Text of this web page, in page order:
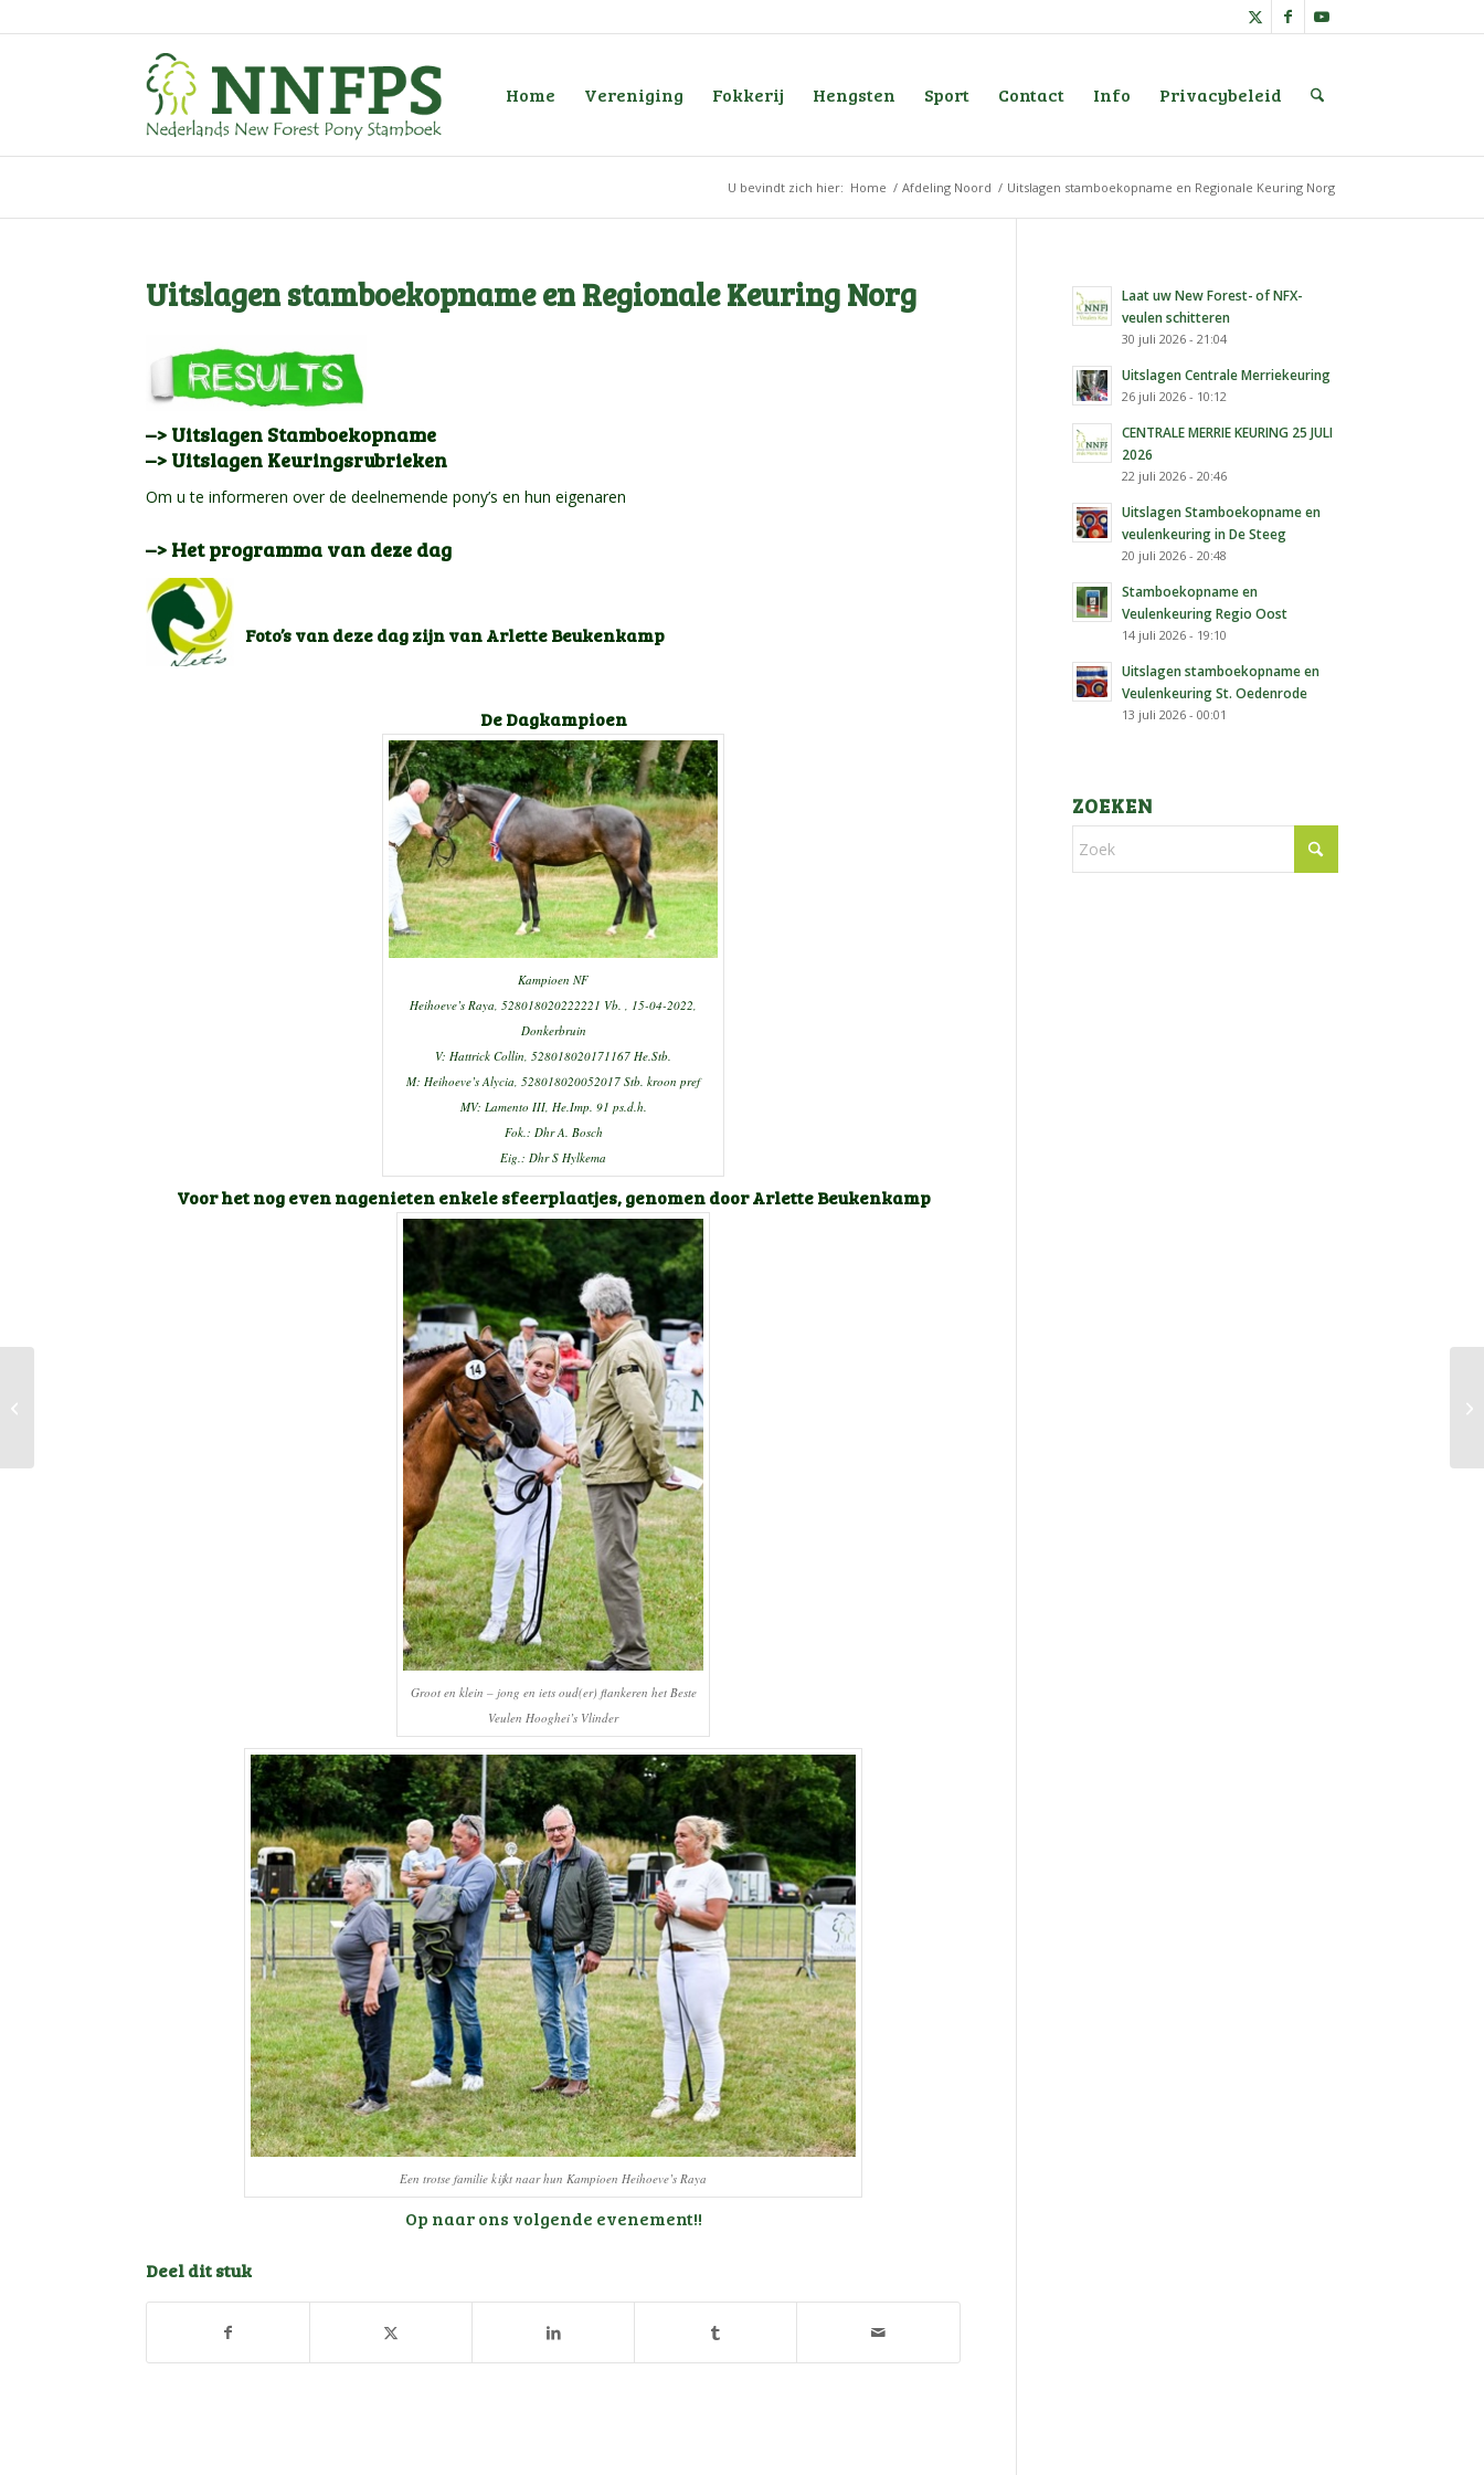
Home Vereniging Fokkerij Hengsten Sport Contact Info Privacybeleid
U bevindt zich hier: Home / Afdeling Noord / Uitslagen stamboekopname en Regionale Keuring Norg
Uitslagen stamboekopname en Regionale Keuring Norg
–> Uitslagen Stamboekopname
–> Uitslagen Keuringsrubrieken
Om u te informeren over de deelnemende pony’s en hun eigenaren
–> Het programma van deze dag
Foto’s van deze dag zijn van Arlette Beukenkamp
De Dagkampioen
Kampioen NF
Heihoeve’s Raya, 528018020222221 Vb. , 15-04-2022,
Donkerbruin
V: Hattrick Collin, 528018020171167 He.Stb.
M: Heihoeve’s Alycia, 528018020052017 Stb. kroon pref
MV: Lamento III, He.Imp. 91 ps.d.h.
Fok.: Dhr A. Bosch
Eig.: Dhr S Hylkema
Voor het nog even nagenieten enkele sfeerplaatjes, genomen door Arlette Beukenkamp
Groot en klein – jong en iets oud(er) flankeren het Beste
Veulen Hooghei’s Vlinder
Een trotse familie kijkt naar hun Kampioen Heihoeve’s Raya
Op naar ons volgende evenement!!
Deel dit stuk
Laat uw New Forest- of NFX-
veulen schitteren
30 juli 2026 - 21:04
Uitslagen Centrale Merriekeuring
26 juli 2026 - 10:12
CENTRALE MERRIE KEURING 25 JULI
2026
22 juli 2026 - 20:46
Uitslagen Stamboekopname en
veulenkeuring in De Steeg
20 juli 2026 - 20:48
Stamboekopname en
Veulenkeuring Regio Oost
14 juli 2026 - 19:10
Uitslagen stamboekopname en
Veulenkeuring St. Oedenrode
13 juli 2026 - 00:01
ZOEKEN